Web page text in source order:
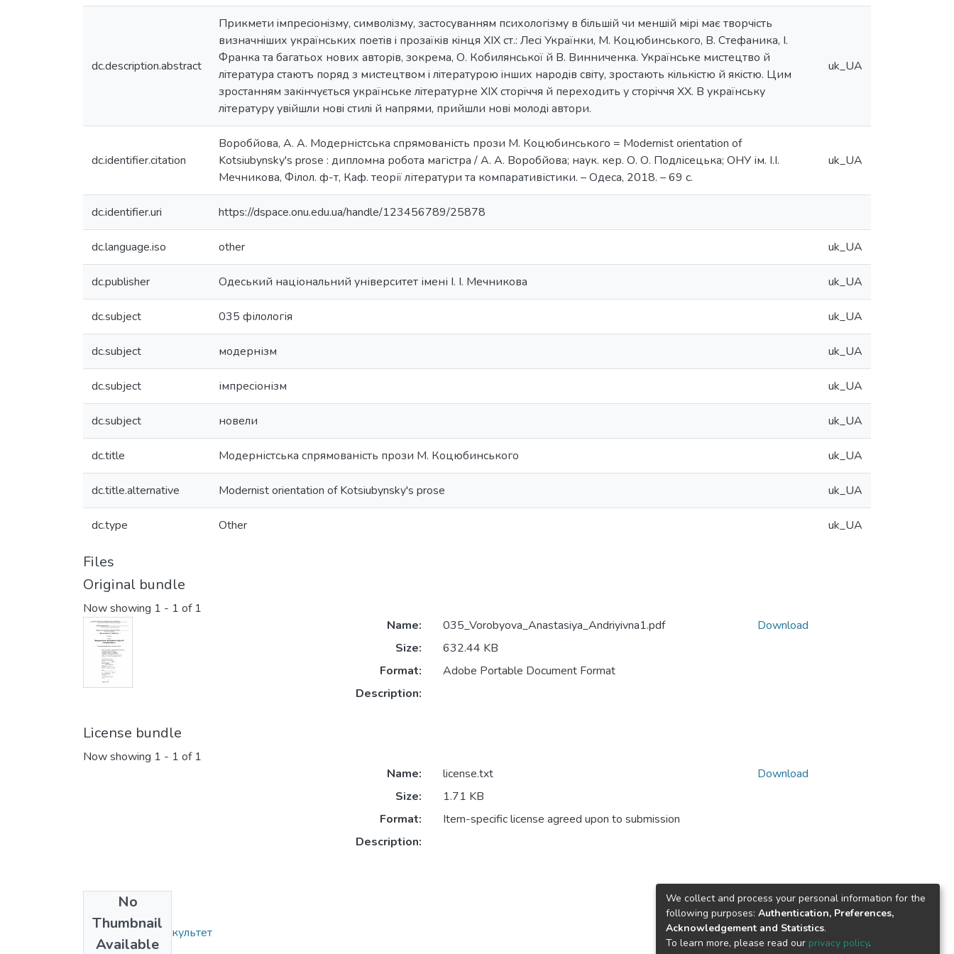
dc.description.abstract
Прикмети iмпресiонiзму, символiзму, застосуванням психологiзму в бiльшiй чи меншiй мiрi має творчiсть
визначнiших українських поетiв i прозаїкiв кiнця XIX ст.: Лесi Українки, М. Коцюбинського, В. Стефаника, I.
Франка та багатьох нових авторiв, зокрема, О. Кобилянської й В. Винниченка. Українське мистецтво й
лiтература стаютъ поряд з мистецтвом i лiтературою iнших народiв свiту, зростають кiлькiстю й якiстю. Цим
зростанням закiнчується українське лiтературне XIX сторiччя й переходить у сторiччя XX. В українську
лiтературу увiйшли новi стилi й напрями, прийшли новi молодi автори.
uk_UA
dc.identifier.citation
Воробйова, А. А. Модерністська спрямованість прози М. Коцюбинського = Modernist orientation of
Kotsiubynsky's prose : дипломна робота магістра / А. А. Воробйова; наук. кер. О. О. Подлісецька; ОНУ ім. І.І.
Мечникова, Філол. ф-т, Каф. теорії літератури та компаративістики. – Одеса, 2018. – 69 с.
uk_UA
dc.identifier.uri https://dspace.onu.edu.ua/handle/123456789/25878
dc.language.iso other uk_UA
dc.publisher Одеський національний університет імені І. І. Мечникова uk_UA
dc.subject 035 філологія uk_UA
dc.subject модернізм uk_UA
dc.subject імпресіонізм uk_UA
dc.subject новели uk_UA
dc.title Модерністська спрямованість прози М. Коцюбинського uk_UA
dc.title.alternative Modernist orientation of Kotsiubynsky's prose uk_UA
dc.type Other uk_UA
Files
Original bundle
Now showing 1 - 1 of 1
Name:
035_Vorobyova_Anastasiya_Andriyivna1.pdf
Size:
632.44 KB
Format:
Adobe Portable Document Format
Description:
Download
License bundle
Now showing 1 - 1 of 1
No
Thumbnail
Available
Name:
license.txt
Size:
1.71 KB
Format:
Item-specific license agreed upon to submission
Description:
Download
Collections
Філологічний факультет
We collect and process your personal information for the
following purposes: Authentication, Preferences,
Acknowledgement and Statistics.
To learn more, please read our privacy policy.